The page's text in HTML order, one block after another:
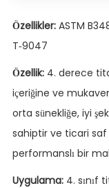
Özellikler:ASTM
T-9047
Özellik: 4. derece
içeriğine ve
orta sünekliğe, iyi
sahiptir ve ticari
performanslı bir
Uygulama:4. sınıf